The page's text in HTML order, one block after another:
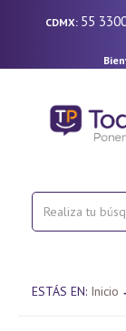
CDMX: 55
ESTÁS EN: Inicio